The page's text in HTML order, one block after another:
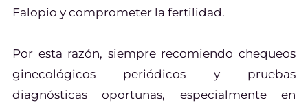
Falopio y comprometer la fertilidad.
Por esta razón, siempre recomiendo chequeos
ginecológicos periódicos y pruebas
diagnósticas oportunas, especialmente en